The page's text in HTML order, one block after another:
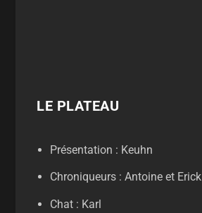
LE PLATEAU
Présentation : Keuhn
Chroniqueurs : Antoine et Erick
Chat : Karl